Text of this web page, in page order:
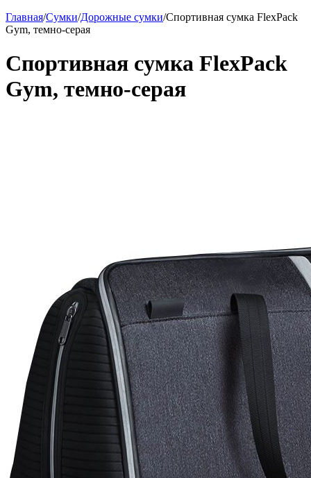
Главная/Сумки/Дорожные сумки/Спортивная сумка FlexPack
Gym, темно-серая
Спортивная сумка FlexPack
Gym, темно-серая